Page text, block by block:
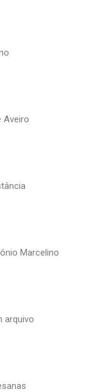
Aveiro
Marcelino
arquivo